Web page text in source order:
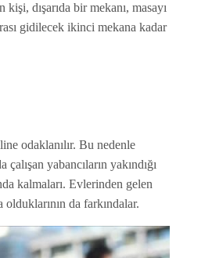
dışarıda bir mekanı, masayı
gidilecek ikinci mekana kadar
odaklanılır. Bu nedenle
çalışan yabancıların yakındığı
kalmaları. Evlerinden gelen
da farkındalar.